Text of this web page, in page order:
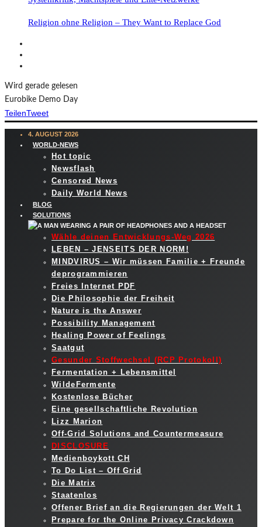
Religion ohne Religion – They Want to Replace God
Wird gerade gelesen
Eurobike Demo Day
TeilenTweet
4. AUGUST 2026
WORLD-NEWS
Hot topic
Newsflash
Censored News
Daily World News
BLOG
SOLUTIONS
Wähle deinen Entwicklungs-Weg 2026
LEBEN – JENSEITS DER NORM!
MINDVIRUS – Wir müssen Familie + Freunde
deprogrammieren
Freies Internet PDF
Die Philosophie der Freiheit
Nature is the Answer
Possibility Management
Healing Power of Feelings
Saatgut
Gesunder Stoffwechsel (RCP Protokoll)
Fermentation + Lebensmittel
WildeFermente
Kostenlose Bücher
Eine gesellschaftliche Revolution
Lizz Marion
Off-Grid Solutions and Countermeasure
DISCLOSURE
Medienboykott CH
To Do List – Off Grid
Die Matrix
Staatenlos
Offener Brief an die Regierungen der Welt 1
Prepare for the Online Privacy Crackdown